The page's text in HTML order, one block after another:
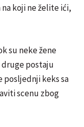
koji ne želite ići,
su neke žene
postaju
posljednji keks sa
scenu zbog